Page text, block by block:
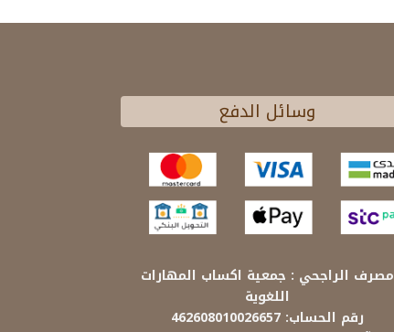
وسائل الدفع
مصرف الراجحي : جمعية اكساب المهارات
اللغوية
رقم الحساب: 462608010026657